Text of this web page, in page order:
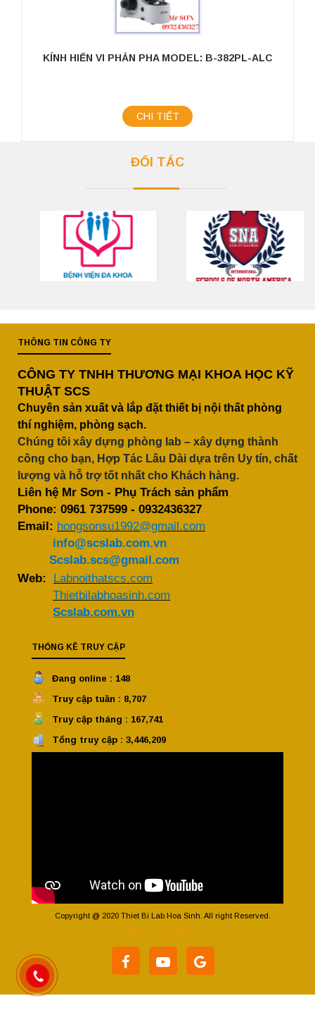
KÍNH HIỂN VI PHẢN PHA MODEL: B-382PL-ALC
CHI TIẾT
ĐỐI TÁC
THÔNG TIN CÔNG TY
CÔNG TY TNHH THƯƠNG MẠI KHOA HỌC KỸ
THUẬT SCS
Chuyên sản xuất và lắp đặt thiết bị nội thất phòng
thí nghiệm, phòng sạch.
Chúng tôi xây dựng phòng lab – xây dựng thành
công cho bạn, Hợp Tác Lâu Dài dựa trên Uy tín, chất
lượng và hỗ trợ tốt nhất cho Khách hàng.
Liên hệ Mr Sơn - Phụ Trách sản phẩm
Phone: 0961 737599 - 0932436327
Email: hongsonsu1992@gmail.com
info@scslab.com.vn
Scslab.scs@gmail.com
Web: Labnoithatscs.com
Thietbilabhoasinh.com
Scslab.com.vn
THỐNG KÊ TRUY CẬP
Đang online : 148
Truy cập tuần : 8,707
Truy cập tháng : 167,741
Tổng truy cập : 3,446,209
Copyright @ 2020 Thiet Bi Lab Hoa Sinh. All right Reserved.